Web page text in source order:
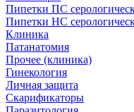
Пипетки ПС
Пипетки НС
Клиника
Патанатомия
Прочее (клиника)
Гинекология
Личная защита
Скарификаторы